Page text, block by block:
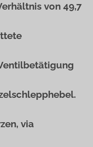
von 49,7
via